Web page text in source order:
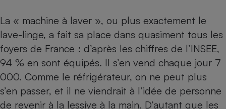
La « machine à laver », ou plus exactement le
lave-linge, a fait sa place dans quasiment tous les
foyers de France : d’après les chiffres de l’INSEE,
94 % en sont équipés. Il s’en vend chaque jour 7
000. Comme le réfrigérateur, on ne peut plus
s’en passer, et il ne viendrait à l’idée de personne
de revenir à la lessive à la main. D’autant que les